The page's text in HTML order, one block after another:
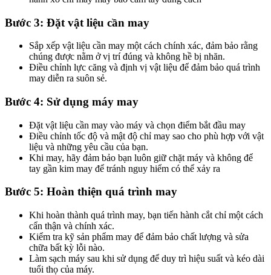
Bước 3: Đặt vật liệu cần may​
Sắp xếp vật liệu cần may một cách chính xác, đảm bảo rằng
chúng được nằm ở vị trí đúng và không hề bị nhăn.
Điều chỉnh lực căng và định vị vật liệu để đảm bảo quá trình
may diễn ra suôn sẻ.
Bước 4: Sử dụng máy may​
Đặt vật liệu cần may vào máy và chọn điểm bắt đầu may
Điều chỉnh tốc độ và mật độ chỉ may sao cho phù hợp với vật
liệu và những yêu cầu của bạn.
Khi may, hãy đảm bảo bạn luôn giữ chặt máy và không để
tay gần kim may để tránh nguy hiểm có thể xảy ra
Bước 5: Hoàn thiện quá trình may​
Khi hoàn thành quá trình may, bạn tiến hành cắt chỉ một cách
cẩn thận và chính xác.
Kiểm tra kỹ sản phẩm may để đảm bảo chất lượng và sửa
chữa bất kỳ lỗi nào.
Làm sạch máy sau khi sử dụng để duy trì hiệu suất và kéo dài
tuổi thọ của máy.